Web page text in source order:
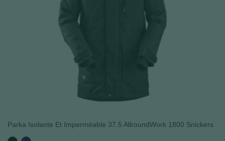
Parka Isolante Et Imperméable 37.5 AllroundWork 1800 Snickers